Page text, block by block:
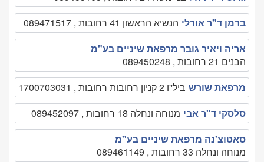
ברמן ד"ר אורלי הנשיא הראשון 41 רחובות , 089471517
אריה ויאיר גובר מרפאת שיניים בע"מ
הבנים 21 רחובות , 089450248
מרפאת שורש ביל''ו 2 קניון רחובות רחובות , 1700703031
סלסקי ד"ר אבי מנוחה ונחלה 18 רחובות , 089452097
סאטוצ'נה מרפאת שיניים בע"מ
מנוחה ונחלה 33 רחובות , 089461149